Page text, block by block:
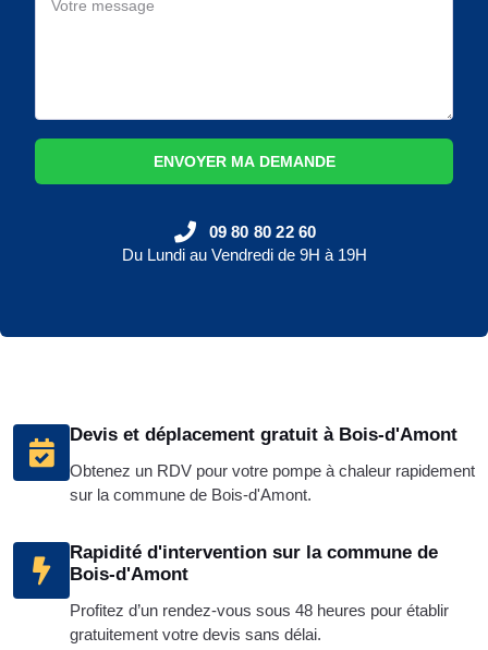
Devis et déplacement gratuit à Bois-d'Amont
Obtenez un RDV pour votre pompe à chaleur rapidement
sur la commune de Bois-d'Amont.
Rapidité d'intervention sur la commune de
Bois-d'Amont
Profitez d’un rendez-vous sous 48 heures pour établir
gratuitement votre devis sans délai.
ENVOYER MA DEMANDE
09 80 80 22 60
Du Lundi au Vendredi de 9H à 19H